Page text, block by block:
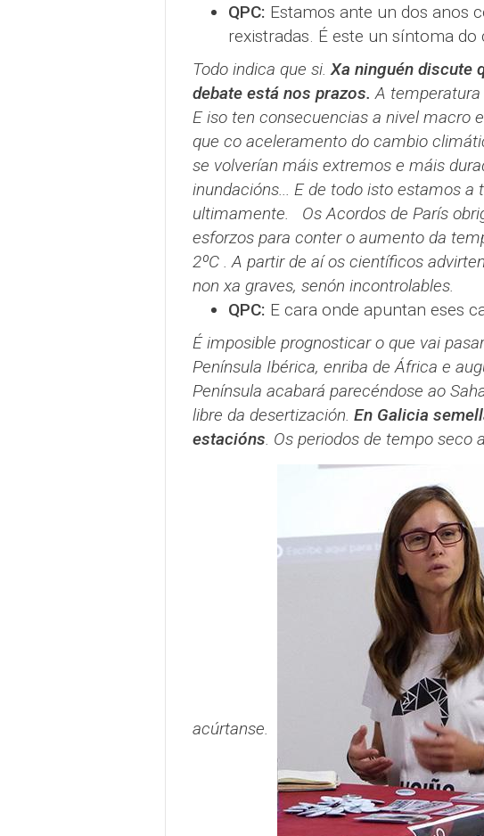
QPC: Estamos ante un dos anos
rexistradas. É este un síntoma
Todo indica que si. Xa ninguén discute
debate está nos prazos. A temperatura
E iso ten consecuencias a nivel macro
que co aceleramento do cambio
se volverían máis extremos e máis
inundacións... E de todo isto estamos a
ultimamente.
Os Acordos de París
esforzos para conter o aumento da
2ºC . A partir de aí os científicos
non xa graves, senón incontrolables.
QPC: E cara onde apuntan eses
É imposible prognosticar o que vai
Península Ibérica, enriba de África e
Península acabará parecéndose ao
libre da desertización. En Galicia
estacións . Os periodos de tempo
acúrtanse.